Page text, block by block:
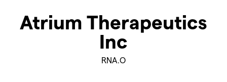
Atrium Therapeutics
Inc
RNA.O